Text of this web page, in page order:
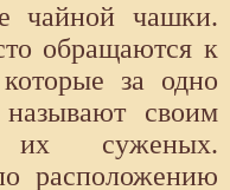
чайной чашки.
обращаются к
за одно
своим
их суженых.
расположению